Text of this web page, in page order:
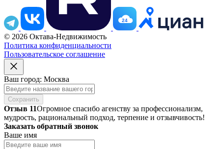
24
© 2026 Октава-Недвижимость
Политика конфиденциальности
Пользовательское соглашение
Ваш город: Москва
Сохранить
Отзыв 11Огромное спасибо агенству за профессионализм,
мудрость, рациональный подход, терпение и отзывчивость!
Заказать обратный звонок
Ваше имя